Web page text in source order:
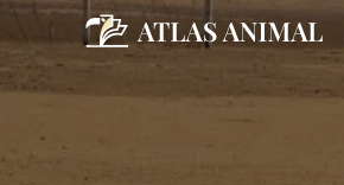
Saltar
al